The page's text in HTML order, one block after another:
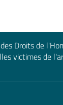
Droits de
victimes de